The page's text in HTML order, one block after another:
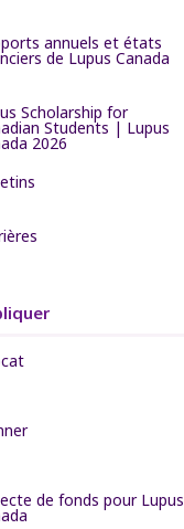
annuels et états
de Lupus Canada
Scholarship for
Students | Lupus
2026
de fonds pour Lupus